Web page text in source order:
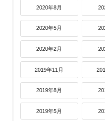
2020年8月
2020年5月
2020年2月
2019年11月
2019年8月
2019年5月